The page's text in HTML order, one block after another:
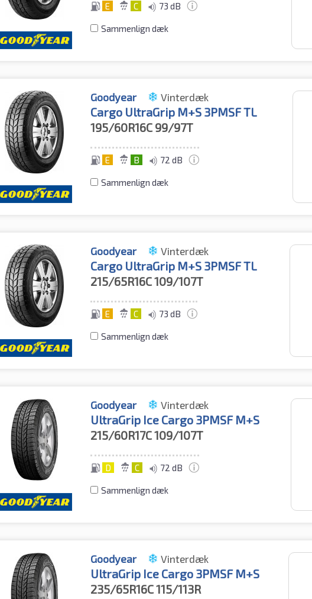
E C 73 dB
Sammenlign dæk
Goodyear Vinterdæk
Cargo UltraGrip M+S 3PMSF TL
195/60R16C 99/97T
E B 72 dB
Sammenlign dæk
Goodyear Vinterdæk
Cargo UltraGrip M+S 3PMSF TL
215/65R16C109/107T
E C 73 dB
Sammenlign dæk
Goodyear Vinterdæk
UltraGrip Ice Cargo 3PMSF M+S
215/60R17C109/107T
D C 72 dB
Sammenlign dæk
Goodyear Vinterdæk
UltraGrip Ice Cargo 3PMSF M+S
235/65R16C115/113R